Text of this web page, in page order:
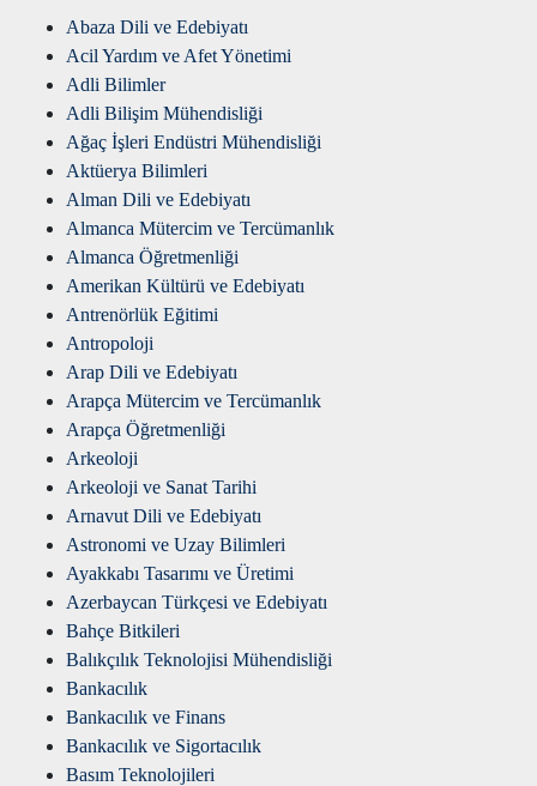
Abaza Dili ve Edebiyatı
Acil Yardım ve Afet Yönetimi
Adli Bilimler
Adli Bilişim Mühendisliği
Ağaç İşleri Endüstri Mühendisliği
Aktüerya Bilimleri
Alman Dili ve Edebiyatı
Almanca Mütercim ve Tercümanlık
Almanca Öğretmenliği
Amerikan Kültürü ve Edebiyatı
Antrenörlük Eğitimi
Antropoloji
Arap Dili ve Edebiyatı
Arapça Mütercim ve Tercümanlık
Arapça Öğretmenliği
Arkeoloji
Arkeoloji ve Sanat Tarihi
Arnavut Dili ve Edebiyatı
Astronomi ve Uzay Bilimleri
Ayakkabı Tasarımı ve Üretimi
Azerbaycan Türkçesi ve Edebiyatı
Bahçe Bitkileri
Balıkçılık Teknolojisi Mühendisliği
Bankacılık
Bankacılık ve Finans
Bankacılık ve Sigortacılık
Basım Teknolojileri